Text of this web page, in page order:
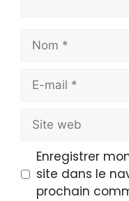
Enregistrer
site dans le
prochain